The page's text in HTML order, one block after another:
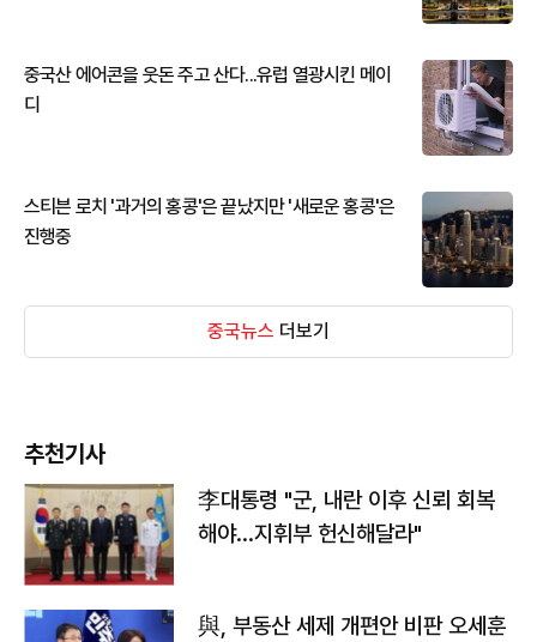
중국산 에어콘을 웃돈 주고 산다...유럽 열광시킨 메이
디
스티븐 로치 '과거의 홍콩'은 끝났지만 '새로운 홍콩'은
진행중
중국뉴스 더보기
추천기사
李대통령 "군, 내란 이후 신뢰 회복
해야…지휘부 헌신해달라"
與, 부동산 세제 개편안 비판 오세훈